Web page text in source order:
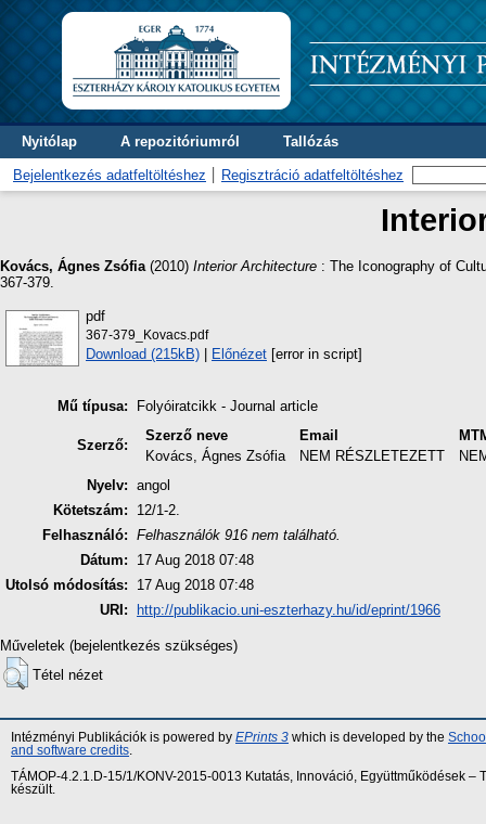
Nyitólap A repozitóriumról Tallózás
Bejelentkezés adatfeltöltéshez Regisztráció adatfeltöltéshez
Kovács, Ágnes Zsófia (2010) Interior Architecture : The Iconography of
367-379.
pdf
367-379_Kovacs.pdf
Download (215kB) | Előnézet [error in script]
Mű típusa: Folyóiratcikk - Journal article
Szerző:
Szerző neve Email
Kovács, Ágnes Zsófia
NEM RÉSZLETEZETT
Nyelv: angol
Kötetszám:
12/1-2.
Felhasználó: Felhasználók 916 nem található.
Dátum:
17 Aug 2018 07:48
Utolsó módosítás:
17 Aug 2018 07:48
URI:
http://publikacio.uni-eszterhazy.hu/id/eprint/1966
Műveletek (bejelentkezés szükséges)
Tétel nézet
Intézményi Publikációk is powered by EPrints 3 which is developed by the
and software credits
TÁMOP-4.2.1.D-15/1/KONV-2015-0013 Kutatás, Innováció, Együttműködések
készült.